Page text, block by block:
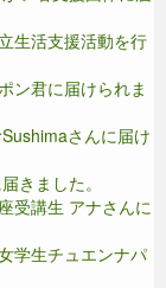
生活支援活動を行
ン君に届けられま
さんに届け
きました。
受講生 アナさんに
学生チュエンナパ